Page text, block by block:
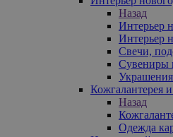
Назад
Интерьер
Интерьер
Свечи,
Сувениры
Кожгалантерея
Назад
Одежда